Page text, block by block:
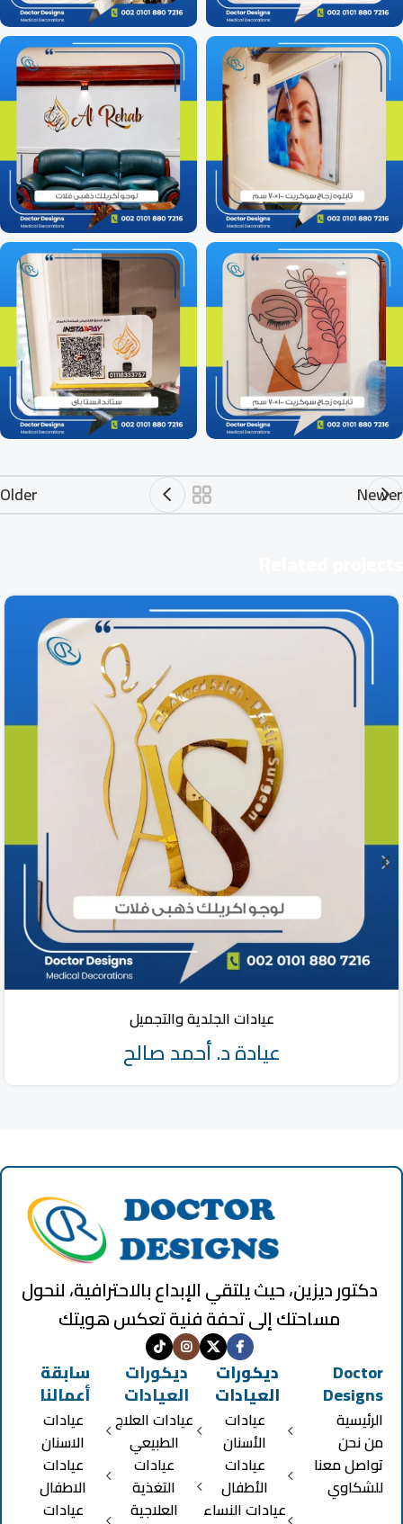
Newer
Older
عيادات الجلدية والتجميل
عيادة د. أحمد صالح
دكتور ديزين، حيث يلتقي الإبداع بالاحترافية، لنحول
مساحتك إلى تحفة فنية تعكس هويتك
Doctor
Designs
الرئيسية
من نحن
تواصل معنا
للشكاوي
ديكورات
العيادات
عيادات
الأسنان
عيادات
الأطفال
عيادات النساء
ديكورات
العيادات
عيادات العلاج
الطبيعي
عيادات
التغذية
العلاجية
سابقة
أعمالنا
عيادات
الاسنان
عيادات
الاطفال
عيادات